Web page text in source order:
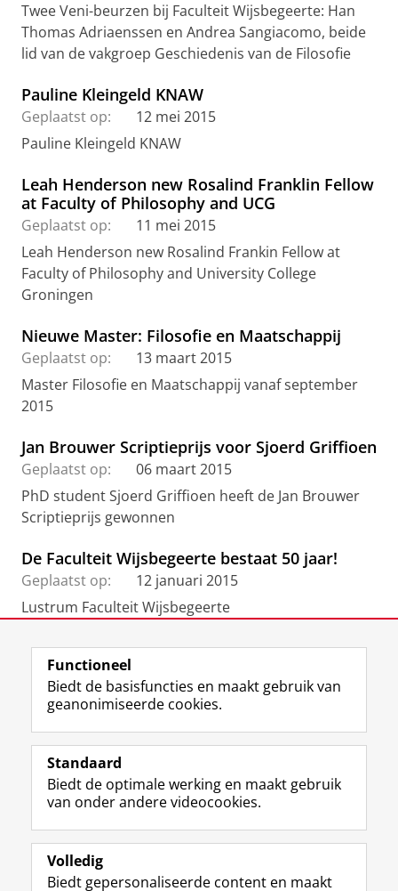
Twee Veni-beurzen bij Faculteit Wijsbegeerte: Han
Thomas Adriaenssen en Andrea Sangiacomo, beide
lid van de vakgroep Geschiedenis van de Filosofie
Pauline Kleingeld KNAW
Geplaatst op:
12 mei 2015
Pauline Kleingeld KNAW
Leah Henderson new Rosalind Franklin Fellow
at Faculty of Philosophy and UCG
Geplaatst op:
11 mei 2015
Leah Henderson new Rosalind Frankin Fellow at
Faculty of Philosophy and University College
Groningen
Nieuwe Master: Filosofie en Maatschappij
Geplaatst op:
13 maart 2015
Master Filosofie en Maatschappij vanaf september
2015
Jan Brouwer Scriptieprijs voor Sjoerd Griffioen
Geplaatst op:
06 maart 2015
PhD student Sjoerd Griffioen heeft de Jan Brouwer
Scriptieprijs gewonnen
De Faculteit Wijsbegeerte bestaat 50 jaar!
Geplaatst op:
12 januari 2015
Lustrum Faculteit Wijsbegeerte
View this page in:English
Volg de RUG
F
a
e
b
o
p
L
i
k
e
I
-
R
S
-
f
e
R
I
n
t
r
m
Y
o
T
e
k
Studiekiezers
Alumni
Functioneel
Biedt de basisfuncties en maakt gebruik van
geanonimiseerde cookies.
Standaard
Biedt de optimale werking en maakt gebruik
van onder andere videocookies.
Volledig
Biedt gepersonaliseerde content en maakt